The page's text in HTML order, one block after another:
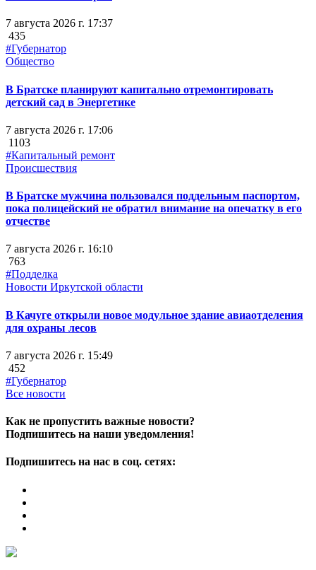
7 августа 2026 г. 17:37
435
#Губернатор
Общество
В Братске планируют капитально отремонтировать
детский сад в Энергетике
7 августа 2026 г. 17:06
1103
#Капитальный ремонт
Происшествия
В Братске мужчина пользовался поддельным паспортом,
пока полицейский не обратил внимание на опечатку в его
отчестве
7 августа 2026 г. 16:10
763
#Подделка
Новости Иркутской области
В Качуге открыли новое модульное здание авиаотделения
для охраны лесов
7 августа 2026 г. 15:49
452
#Губернатор
Все новости
Как не пропустить важные новости?
Подпишитесь на наши уведомления!
Подпишитесь на нас в соц. сетях: